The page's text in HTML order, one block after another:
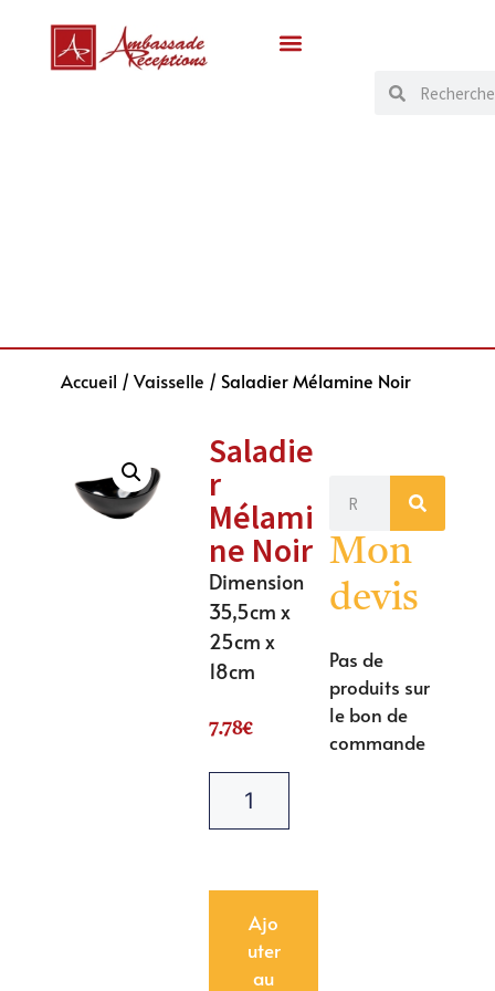
Accueil / Vaisselle / Saladier Mélamine Noir
Saladie
r
Mélami
ne Noir
Dimension
35,5cm x
25cm x
18cm
7.78€
Ajo
uter
au
Mon
devis
Pas de
produits sur
le bon de
commande